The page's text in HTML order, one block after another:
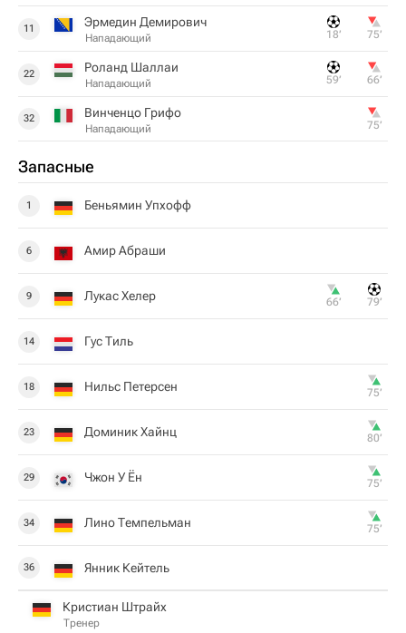
11 Эрмедин Демирович
Нападающий 18‎’‎ 75‎’‎
22 Роланд Шаллаи
Нападающий 59‎’‎ 66‎’‎
32 Винченцо Грифо
Нападающий 75‎’‎
Запасные
1 Беньямин Упхофф
6 Амир Абраши
9 Лукас Хелер 66‎’‎ 79‎’‎
14 Гус Тиль
18 Нильс Петерсен 75‎’‎
23 Доминик Хайнц 80‎’‎
29 Чжон У Ён 75‎’‎
34 Лино Темпельман 75‎’‎
36 Янник Кейтель
Кристиан Штрайх
Тренер